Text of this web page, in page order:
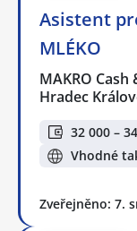
Asistent
MLÉKO
MAKRO Cash
Hradec
32 000 –
Vhodné
Zveřejněno: 7.